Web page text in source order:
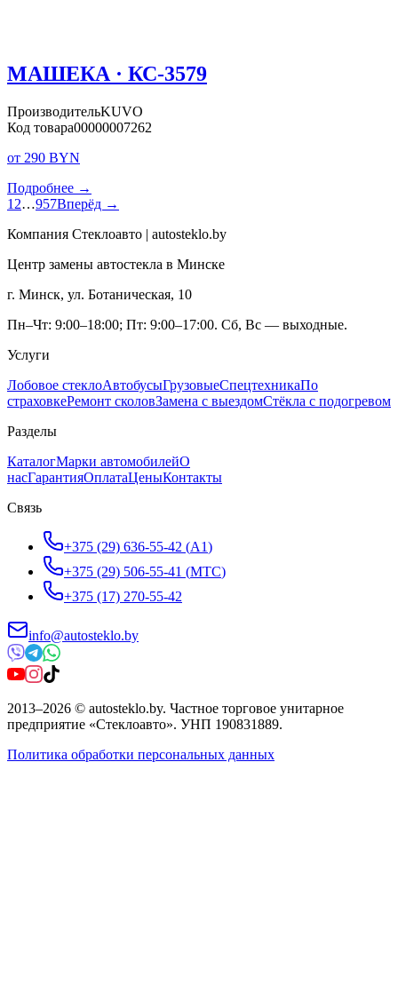
МАШЕКА · КС-3579
ПроизводительKUVO
Код товара00000007262
от 290 BYN
Подробнее →
1 2…957Вперёд →
Компания Стеклоавто | autosteklo.by
Центр замены автостекла в Минске
г. Минск, ул. Ботаническая, 10
Пн–Чт: 9:00–18:00; Пт: 9:00–17:00. Сб, Вс — выходные.
Услуги
Лобовое стеклоАвтобусыГрузовыеСпецтехникаПо
страховкеРемонт сколовЗамена с выездомСтёкла с подогревом
Разделы
КаталогМарки автомобилейО
насГарантияОплатаЦеныКонтакты
Связь
+375 (29) 636-55-42 (A1)
+375 (29) 506-55-41 (МТС)
+375 (17) 270-55-42
info@autosteklo.by
2013–2026 © autosteklo.by. Частное торговое унитарное
предприятие «Стеклоавто». УНП 190831889.
Политика обработки персональных данных